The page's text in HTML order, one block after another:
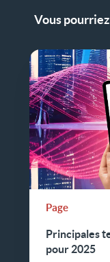
Vous
Page
Principales
pour 2025